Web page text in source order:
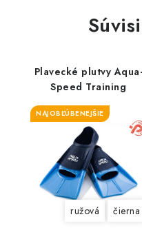
Plavecké plutvy Aqua-
Speed Training
NAJOBĽÚBENEJŠIE
ružová čierna